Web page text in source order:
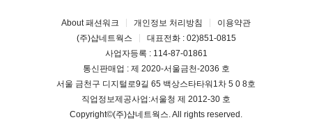
About 패션워크 개인정보 처리방침
이용약관
(주)샵네트웍스
대표전화 : 02)851-0815
사업자등록 : 114-87-01861
통신판매업 : 제 2020-서울금천-2036 호
서울 금천구 디지털로9길 65 백상스타타워1차 5 0 8호
직업정보제공사업:서울청 제 2012-30 호
Copyright©(주)샵네트웍스. All rights reserved.